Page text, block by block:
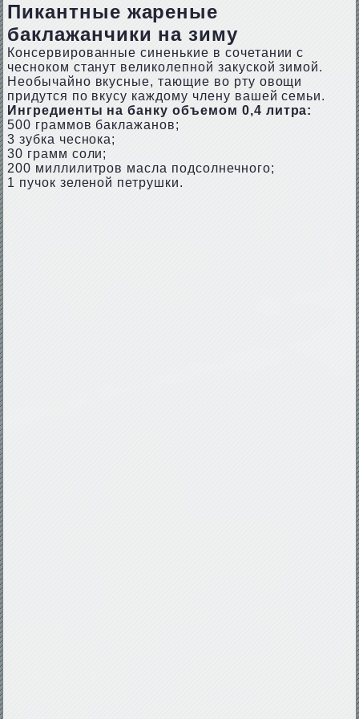
Пикантные жареные
баклажанчики на зиму
Консервированные синенькие в сочетании с
чесноком станут великолепной закуской зимой.
Необычайно вкусные, тающие во рту овощи
придутся по вкусу каждому члену вашей семьи.
Ингредиенты на банку объемом 0,4 литра:
500 граммов баклажанов;
3 зубка чеснока;
30 грамм соли;
200 миллилитров масла подсолнечного;
1 пучок зеленой петрушки.